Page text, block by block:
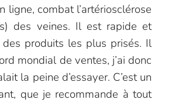
ligne, combat l’artériosclérose
des veines. Il est rapide et
des produits les plus prisés. Il
mondial de ventes, j’ai donc
la peine d’essayer. C’est un
que je recommande à tout